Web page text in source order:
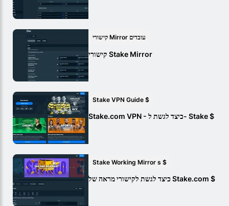
קישורי Mirror עובדים
קישורי Stake Mirror
Stake VPN Guide $
Stake.com VPN - כיצד לגשת ל- Stake $
Stake Working Mirror s $
כיצד לגשת לקישורי מראה של Stake.com $